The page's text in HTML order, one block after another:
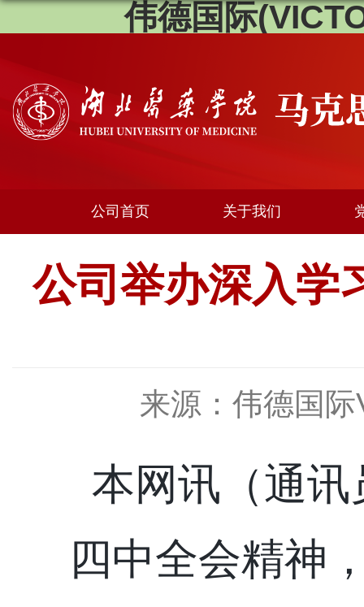
伟德国际
公司首页 关于我们
公司举办深入学
来源：伟德国
本网讯（通
四中全会精神